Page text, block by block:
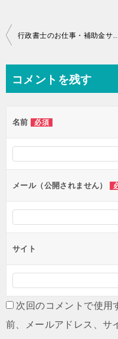
投
ビ
ー
シ
ン
行政書士のお仕事・補助
コメントを残す
名前 必須
メール（公開されません）
サイト
次回のコメントで使用
前、メールアドレス、サ